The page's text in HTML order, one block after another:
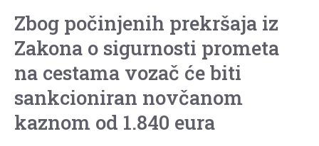
Zbog počinjenih prekršaja iz
Zakona o sigurnosti prometa
na cestama vozač će biti
sankcioniran novčanom
kaznom od 1.840 eura